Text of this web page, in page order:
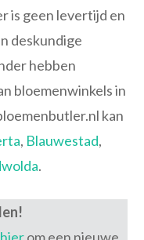
is geen levertijd en
deskundige
hebben
bloemenwinkels in
kan
, Blauwestad,
.